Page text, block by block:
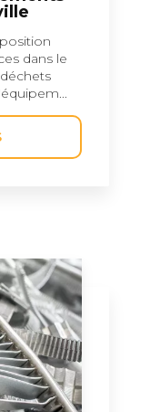
dans le